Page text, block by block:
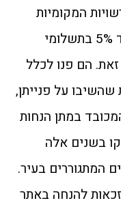
המקומיות
אשר בוחרות להעניק הטבה של עד 5% בתשלומי
הם פנו לכלל
ומתוך 77 רשויות שהשיבו על פנייתן,
במתן הנחות
בשנים אלה
המתגוררים בעיר.
להנחה באתר